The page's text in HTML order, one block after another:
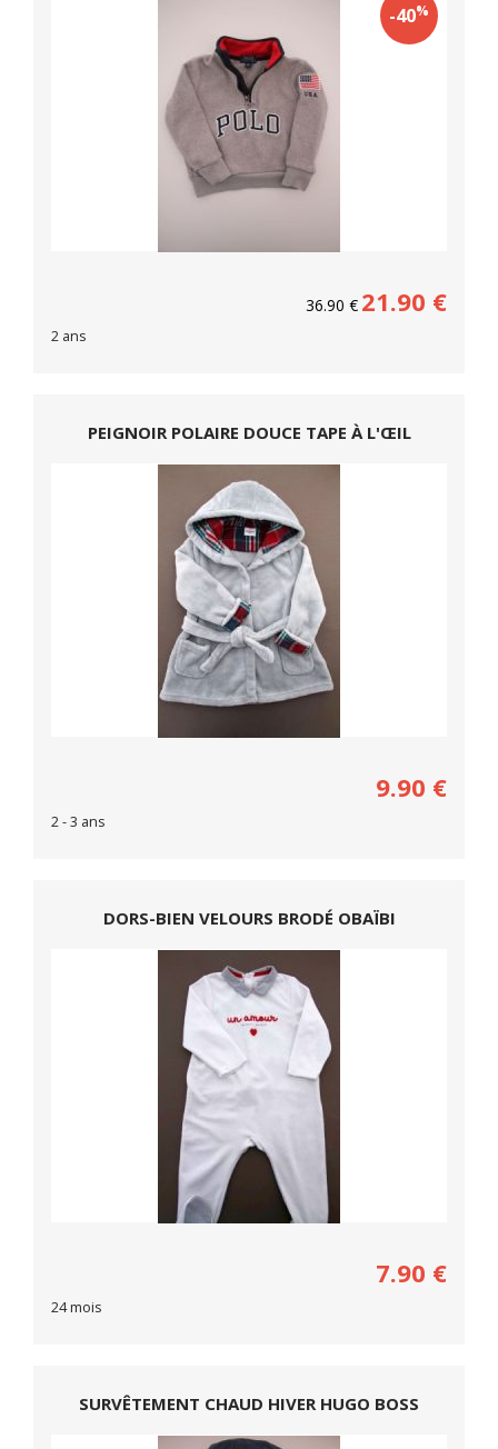
-40%
36.90 € 21.90 €
2 ans
PEIGNOIR POLAIRE DOUCE TAPE À L'ŒIL
9.90 €
2 - 3 ans
DORS-BIEN VELOURS BRODÉ OBAÏBI
7.90 €
24 mois
SURVÊTEMENT CHAUD HIVER HUGO BOSS